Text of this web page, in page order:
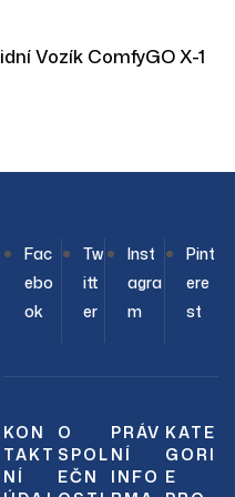
Vozík ComfyGO X-1
Fac
ebo
ok
Tw
itt
er
Inst
agra
m
Pint
ere
st
KON
TAKT
NÍ
O
SPOL
EČN
PRÁV
NÍ
INFO
KATE
GORI
E